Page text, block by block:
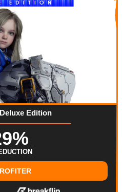
Edition